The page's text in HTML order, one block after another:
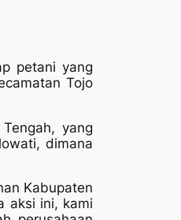
petani yang
Tojo
yang
dimana
Kabupaten
aksi ini, kami